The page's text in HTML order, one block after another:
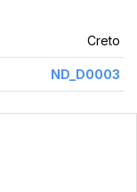
Creto
ND_D0003